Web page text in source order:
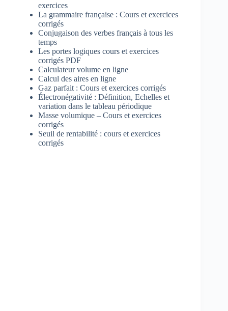
exercices
La grammaire française : Cours et exercices
corrigés
Conjugaison des verbes français à tous les
temps
Les portes logiques cours et exercices
corrigés PDF
Calculateur volume en ligne
Calcul des aires en ligne
Gaz parfait : Cours et exercices corrigés
Électronégativité : Définition, Echelles et
variation dans le tableau périodique
Masse volumique – Cours et exercices
corrigés
Seuil de rentabilité : cours et exercices
corrigés